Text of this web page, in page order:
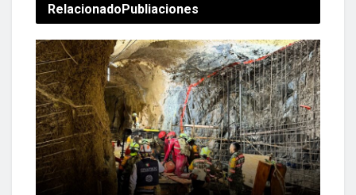
RelacionadoPubliaciones